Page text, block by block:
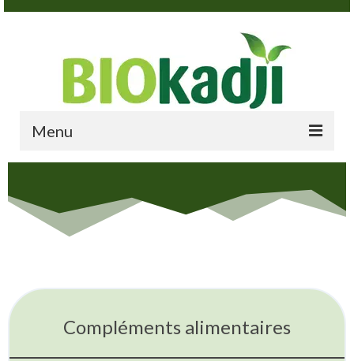
Menu
A PROPOS
PRODUITS
CONTACT
Compléments alimentaires